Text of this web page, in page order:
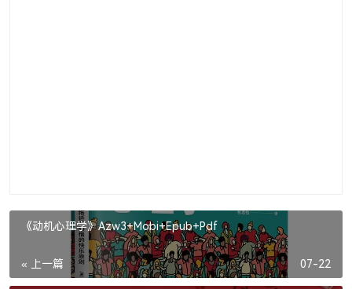
《动机心理学》Azw3+Mobi+Epub+Pdf
« 上一篇 07-22